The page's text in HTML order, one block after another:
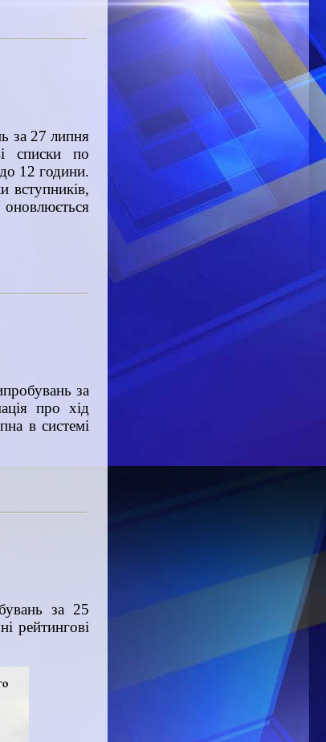
за 27 липня
списки по
12 години.
вступників,
за
про хід
в системі
за 25
рейтингові